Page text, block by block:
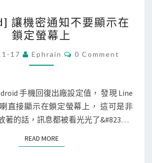
A
n
d
r
i
d
]
機
讓機密通知不要顯示在
鎖定螢幕上
17 Ephrain
C
N
T
S
0 Comment
手機回復出廠設定值， 發現 Line
直接顯示在鎖定螢幕上， 這可是非
著的話，訊息都被看光光了&#823…
READ MOREREAD MORE